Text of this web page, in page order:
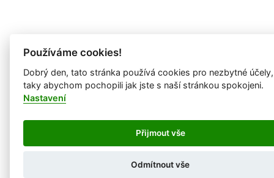
Používáme cookies!
Dobrý den, tato stránka používá cookies pro nezbytné
taky abychom pochopili jak jste s naší stránkou spokojeni.
Nastavení
Přijmout vše
Odmítnout vše